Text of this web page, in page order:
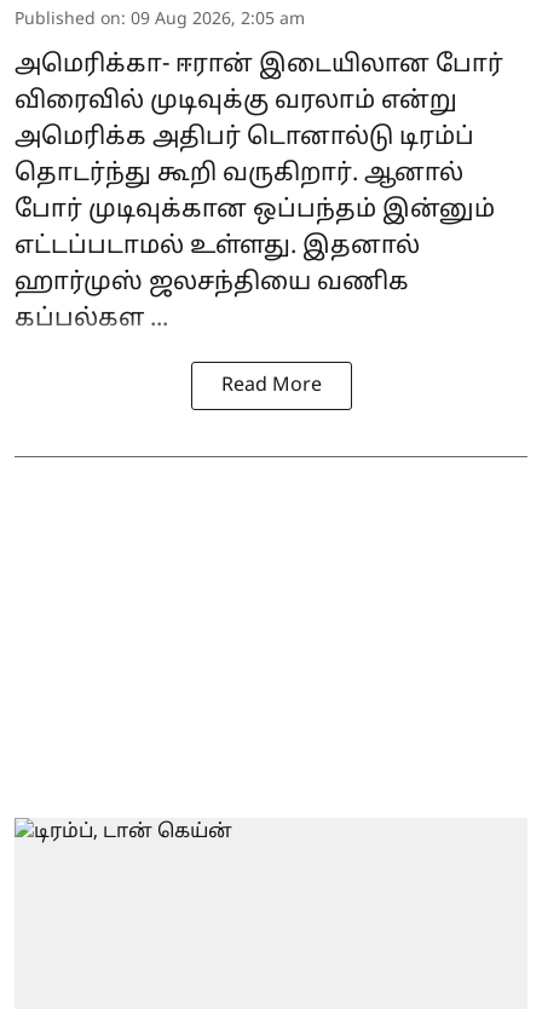
Published on: 09 Aug 2026, 2:05 am
அமெரிக்கா- ஈரான் இடையிலான போர்
விரைவில் முடிவுக்கு வரலாம் என்று
அமெரிக்க அதிபர் டொனால்டு டிரம்ப்
தொடர்ந்து கூறி வருகிறார். ஆனால்
போர் முடிவுக்கான ஒப்பந்தம் இன்னும்
எட்டப்படாமல் உள்ளது. இதனால்
ஹார்முஸ் ஜலசந்தியை வணிக
கப்பல்கள ...
Read More